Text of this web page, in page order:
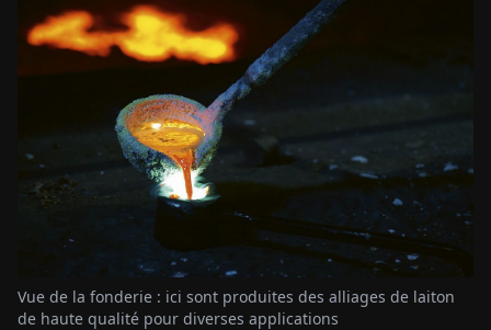
Vue de la fonderie : ici sont produites des alliages de laiton
de haute qualité pour diverses applications